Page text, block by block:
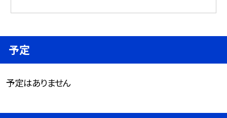
予定
予定はありません